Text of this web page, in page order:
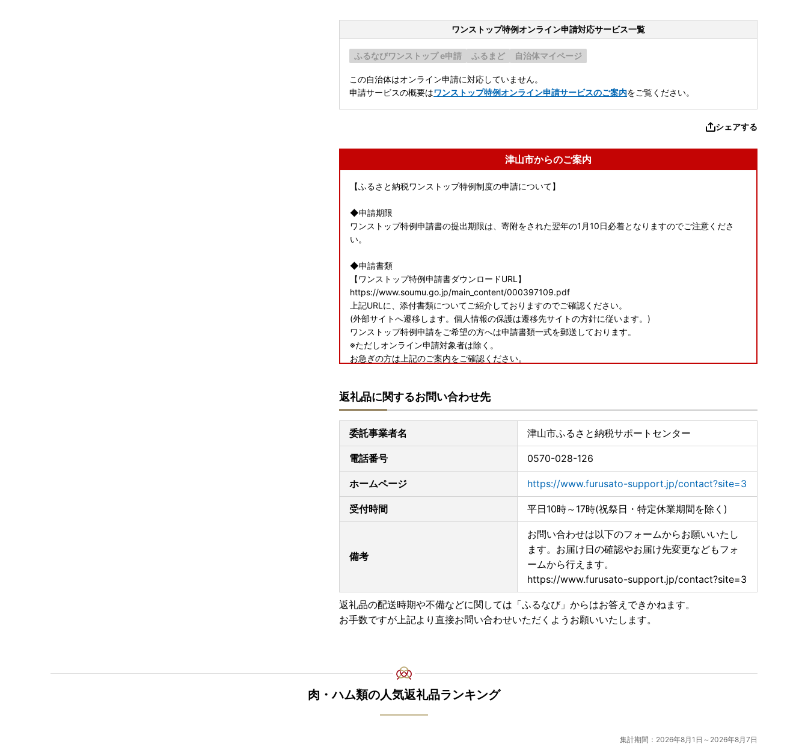
ワンストップ特例オンライン申請対応サービス一覧
ふるなびワンストップ e申請 ふるまど 自治体マイページ
この自治体はオンライン申請に対応していません。
申請サービスの概要はワンストップ特例オンライン申請サービスのご案内をご覧ください。
シェアする
津山市からのご案内
【ふるさと納税ワンストップ特例制度の申請について】
◆申請期限
ワンストップ特例申請書の提出期限は、寄附をされた翌年の1月10日必着となりますのでご注意くださ
い。
◆申請書類
【ワンストップ特例申請書ダウンロードURL】
https://www.soumu.go.jp/main_content/000397109.pdf
上記URLに、添付書類についてご紹介しておりますのでご確認ください。
(外部サイトへ遷移します。個人情報の保護は遷移先サイトの方針に従います。)
ワンストップ特例申請をご希望の方へは申請書類一式を郵送しております。
※ただしオンライン申請対象者は除く。
お急ぎの方は上記のご案内をご確認ください。
【ふるさとPASS】ワンストップ特例制度の手続きをスマホでできるサービス
https://www.furusato-pass.jp/static/about
上記URLに、電子申請についてご紹介しておりますのでご確認ください。
(外部サイトへ遷移します。個人情報の保護は遷移先サイトの方針に従います。)
◆送付先
岡山県津山市山北 663
津山市産業経済部みらい産業課
返礼品に関するお問い合わせ先
委託事業者名 津山市ふるさと納税サポートセンター
電話番号 0570-028-126
ホームページ https://www.furusato-support.jp/contact?site=3
受付時間 平日10時～17時(祝祭日・特定休業期間を除く)
備考
お問い合わせは以下のフォームからお願いいたし
ます。お届け日の確認やお届け先変更などもフォ
ームから行えます。
https://www.furusato-support.jp/contact?site=3
返礼品の配送時期や不備などに関しては「ふるなび」からはお答えできかねます。
お手数ですが上記より直接お問い合わせいただくようお願いいたします。
肉・ハム類の人気返礼品ランキング
集計期間：2026年8月1日～2026年8月7日